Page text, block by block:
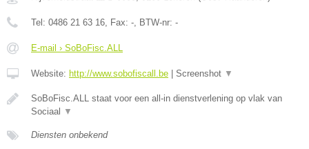
Tel: 0486 21 63 16 , Fax: - , BTW-nr: -
E-mail › SoBoFisc.ALL
Website: http://www.sobofiscall.be Screenshot ▼
SoBoFisc.ALL staat voor een all-in dienstverlening op vlak van
Sociaal
▼
Diensten onbekend